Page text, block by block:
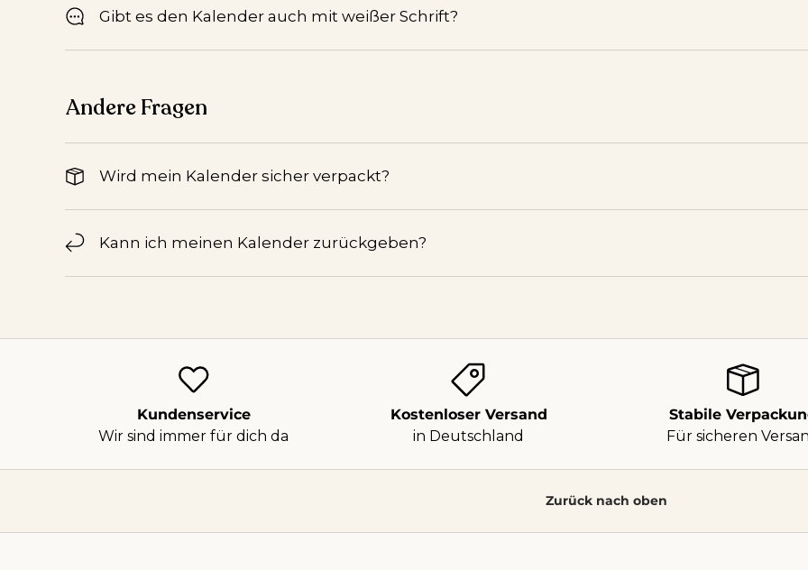
Gibt es den Kalender auch mit weißer Schrift?
Andere Fragen
Wird mein Kalender sicher verpackt?
Kann ich meinen Kalender zurückgeben?
Kundenservice
Wir sind immer für dich da
Kostenloser Versand
in Deutschland
Stabile
Für sicheren
Zurück nach oben